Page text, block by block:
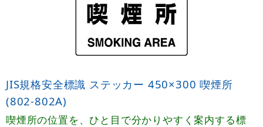
JIS規格安全標識 ステッカー 450×300 喫煙所
(802-802A)
喫煙所の位置を、ひと目で分かりやすく案内する標